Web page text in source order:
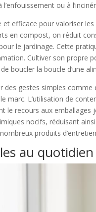
ou à
efficace pour valoriser
en compost, on réduit
le jardinage. Cette
Cultiver son propre
boucler la boucle d’une
des gestes simples
marc. L’utilisation de
le recours aux emballages
nocifs, réduisant
produits
au